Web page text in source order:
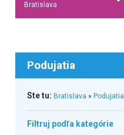
Bratislava
Podujatia
Ste tu: Bratislava » Podujatia
Filtruj podľa kategórie